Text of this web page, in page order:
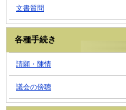
文書質問
各種手続き
請願・陳情
議会の傍聴